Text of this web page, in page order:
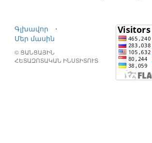
Գլխավոր
⋅
Մեր մասին
© ՑԱՆՑԱՅԻՆ
ՀԵՏԱԶՈՏԱԿԱՆ ԻՆՍՏԻՏՈՒՏ